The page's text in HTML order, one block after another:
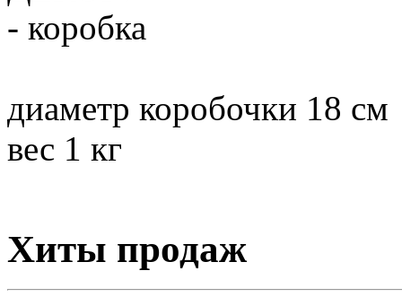
- коробка
диаметр коробочки 18 см
вес 1 кг
Хиты продаж